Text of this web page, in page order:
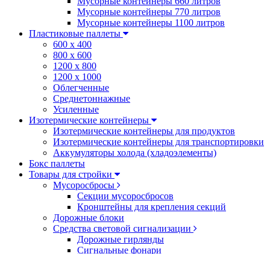
Мусорные контейнеры 770 литров
Мусорные контейнеры 1100 литров
Пластиковые паллеты
600 х 400
800 х 600
1200 х 800
1200 х 1000
Облегченные
Среднетоннажные
Усиленные
Изотермические контейнеры
Изотермические контейнеры для продуктов
Изотермические контейнеры для транспортировки
Аккумуляторы холода (хладоэлементы)
Бокс паллеты
Товары для стройки
Мусоросбросы
Секции мусоросбросов
Кронштейны для крепления секций
Дорожные блоки
Средства световой сигнализации
Дорожные гирлянды
Сигнальные фонари